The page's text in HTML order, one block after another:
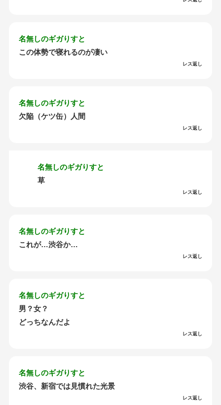
名無しのギガりすと
この体勢で寝れるのが凄い
レス返し
名無しのギガりすと
欠陥（ケツ缶）人間
レス返し
名無しのギガりすと
草
レス返し
名無しのギガりすと
これが…渋谷か…
レス返し
名無しのギガりすと
男？女？
どっちなんだよ
レス返し
名無しのギガりすと
渋谷、新宿では見慣れた光景
レス返し